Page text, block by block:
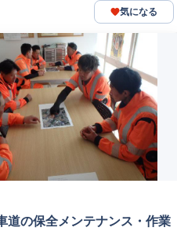
気になる
道の保全メンテナンス・作業